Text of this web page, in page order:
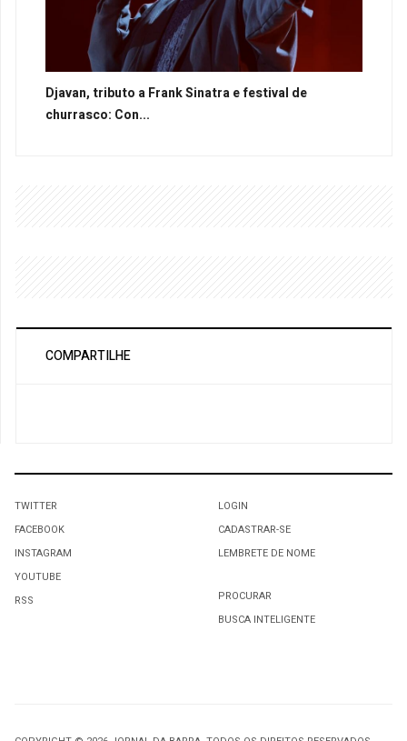
Djavan, tributo a Frank Sinatra e festival de
churrasco: Con...
COMPARTILHE
TWITTER
FACEBOOK
INSTAGRAM
YOUTUBE
RSS
LOGIN
CADASTRAR-SE
LEMBRETE DE NOME
PROCURAR
BUSCA INTELIGENTE